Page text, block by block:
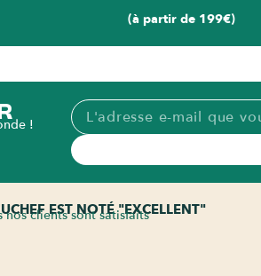
(à partir de 199€)
!
EST NOTÉ "EXCELLENT"
nos clients sont satisfaits